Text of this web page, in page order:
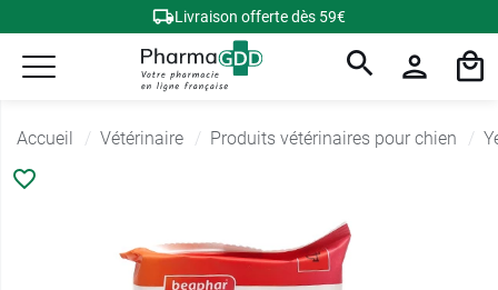
Livraison offerte dès 59€
Accueil Vétérinaire Produits vétérinaires pour chien